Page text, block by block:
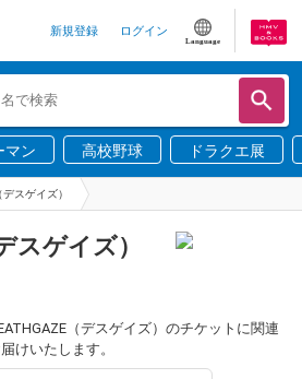
新規登録 ログイン
Language
マン 高校野球 ドラクエ展
スゲイズ）
スゲイズ）
（デスゲイズ）のチケットに関連
けいたします。